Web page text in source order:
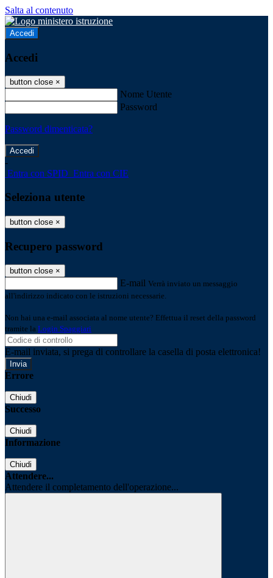
Salta al contenuto
Accedi
Accedi
button close ×
Nome Utente
Password
Password dimenticata?
-
Entra con SPID Entra con CIE
Seleziona utente
button close ×
Recupero password
button close ×
E-mail Verrà inviato un messaggio
all'indirizzo indicato con le istruzioni necessarie.
Non hai una e-mail associata al nome utente? Effettua il reset della password
tramite la Login Spaggiari
E-mail inviata, si prega di controllare la casella di posta elettronica!
Errore
Chiudi
Successo
Chiudi
Informazione
Chiudi
Attendere...
Attendere il completamento dell'operazione...